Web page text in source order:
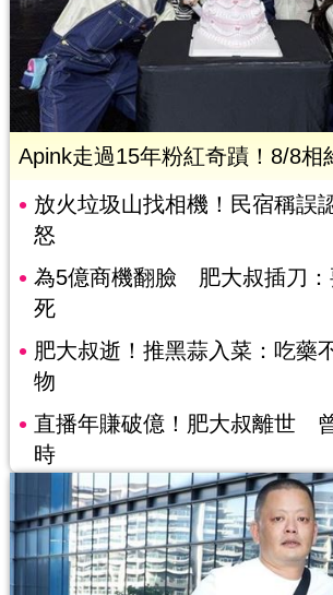
Apink走過15年粉紅奇蹟！8/8相
放火垃圾山找相機！民宿稱誤
怒
為5億商機翻臉 肥大叔插刀：
死
肥大叔逝！推黑蒜入菜：吃藥
物
直播年賺破億！肥大叔離世
時